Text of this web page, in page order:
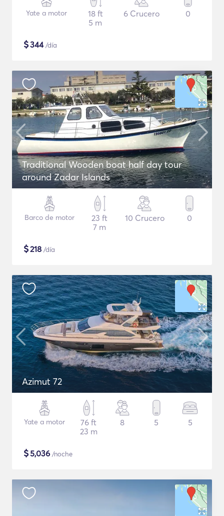
Yate a motor
18 ft
5 m
6 Crucero 0
$344/día
Traditional Wooden boat half day tour
around Zadar Islands
Barco de motor
23 ft
7 m
10 Crucero 0
$218 /día
Azimut 72
Yate a motor
76 ft
23 m
8 5 5
$5,036 /noche